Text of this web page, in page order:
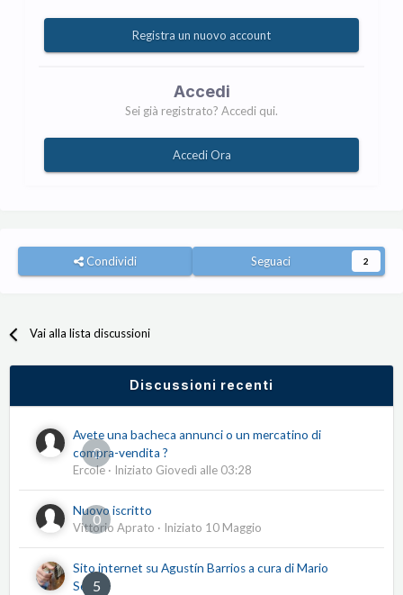
Registra un nuovo account
Accedi
Sei già registrato? Accedi qui.
Accedi Ora
Condividi Seguaci 2
Vai alla lista discussioni
Discussioni recenti
0
Avete una bacheca annunci o un mercatino di
compra-vendita ?
Ercole · Iniziato Giovedì alle 03:28
0
Nuovo iscritto
Vittorio Aprato · Iniziato 10 Maggio
5
Sito internet su Agustín Barrios a cura di Mario
Serio